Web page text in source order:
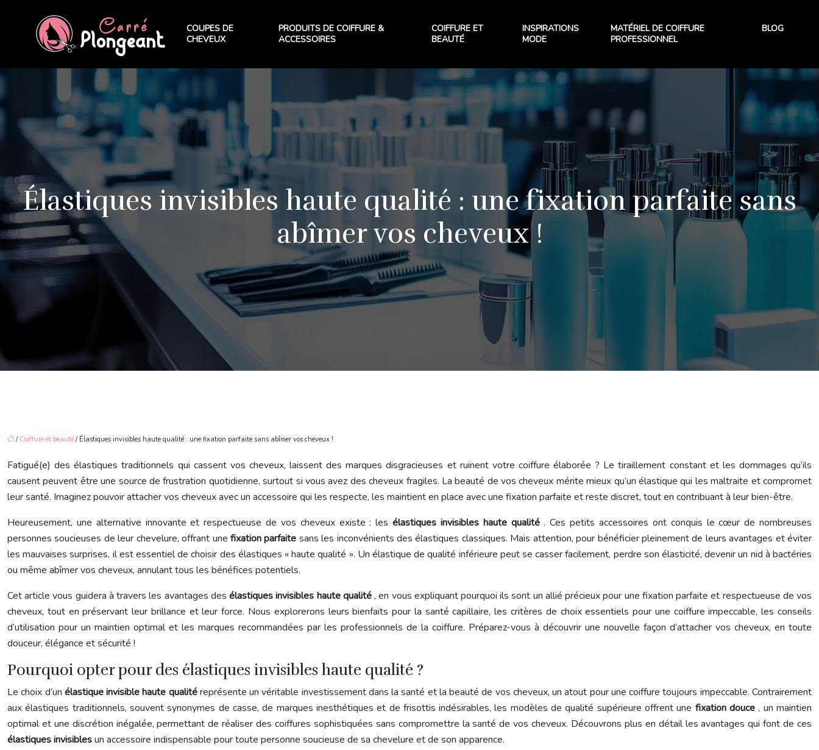
COUPES DE
CHEVEUX
PRODUITS DE COIFFURE &
ACCESSOIRES
COIFFURE ET
BEAUTÉ
INSPIRATIONS
MODE
MATÉRIEL DE COIFFURE
PROFESSIONNEL
BLOG
Élastiques invisibles haute qualité : une fixation parfaite sans
abîmer vos cheveux !
/ Coiffure et beauté / Élastiques invisibles haute qualité : une fixation parfaite sans abîmer vos cheveux !
Fatigué(e) des élastiques traditionnels qui cassent vos cheveux, laissent des marques disgracieuses et ruinent votre coiffure élaborée ? Le tiraillement constant et les dommages qu’ils
causent peuvent être une source de frustration quotidienne, surtout si vous avez des cheveux fragiles. La beauté de vos cheveux mérite mieux qu’un élastique qui les maltraite et compromet
leur santé. Imaginez pouvoir attacher vos cheveux avec un accessoire qui les respecte, les maintient en place avec une fixation parfaite et reste discret, tout en contribuant à leur bien-être.
Heureusement, une alternative innovante et respectueuse de vos cheveux existe : lesélastiques invisibles haute qualité. Ces petits accessoires ont conquis le cœur de nombreuses
personnes soucieuses de leur chevelure, offrant une fixation parfaite sans les inconvénients des élastiques classiques. Mais attention, pour bénéficier pleinement de leurs avantages et éviter
les mauvaises surprises, il est essentiel de choisir des élastiques « haute qualité ». Un élastique de qualité inférieure peut se casser facilement, perdre son élasticité, devenir un nid à bactéries
ou même abîmer vos cheveux, annulant tous les bénéfices potentiels.
Cet article vous guidera à travers les avantages desélastiques invisibles haute qualité, en vous expliquant pourquoi ils sont un allié précieux pour une fixation parfaite et respectueuse de vos
cheveux, tout en préservant leur brillance et leur force. Nous explorerons leurs bienfaits pour la santé capillaire, les critères de choix essentiels pour une coiffure impeccable, les conseils
d’utilisation pour un maintien optimal et les marques recommandées par les professionnels de la coiffure. Préparez-vous à découvrir une nouvelle façon d’attacher vos cheveux, en toute
douceur, élégance et sécurité !
Pourquoi opter pour des élastiques invisibles haute qualité ?
Le choix d’un élastique invisible haute qualitéreprésente un véritable investissement dans la santé et la beauté de vos cheveux, un atout pour une coiffure toujours impeccable. Contrairement
aux élastiques traditionnels, souvent synonymes de casse, de marques inesthétiques et de frisottis indésirables, les modèles de qualité supérieure offrent une fixation douce, un maintien
optimal et une discrétion inégalée, permettant de réaliser des coiffures sophistiquées sans compromettre la santé de vos cheveux. Découvrons plus en détail les avantages qui font de ces
élastiques invisiblesun accessoire indispensable pour toute personne soucieuse de sa chevelure et de son apparence.